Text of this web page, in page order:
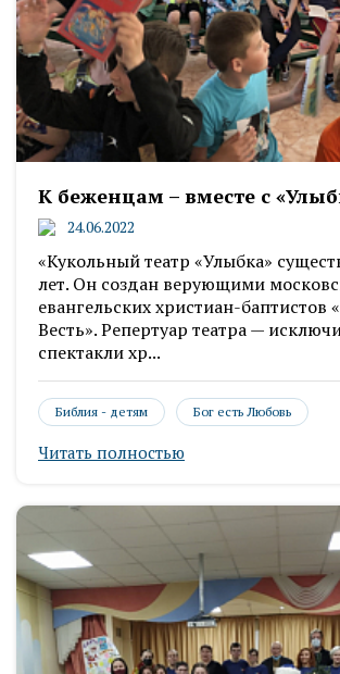
К беженцам – вместе с
24.06.2022
«Кукольный театр «Улыбка»
лет. Он создан верующими
евангельских христиан-баптистов
Весть». Репертуар театра —
спектакли хр...
Библия - детям Бог есть Любовь
Читать полностью